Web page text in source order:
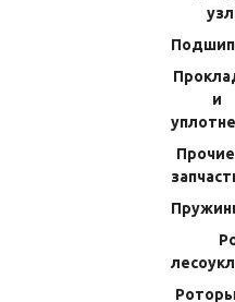
Болты,винты,шурупы
Запчасти для катушек
Подшпульные узлы
и
Прочие
Роторы